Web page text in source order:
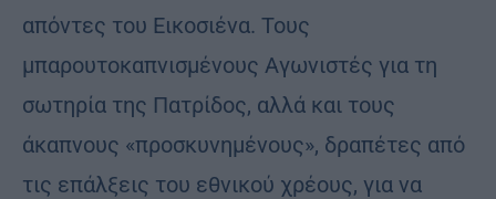
απόντες του Εικοσιένα. Τους
μπαρουτοκαπνισμένους Αγωνιστές για τη
σωτηρία της Πατρίδος, αλλά και τους
άκαπνους «προσκυνημένους», δραπέτες από
τις επάλξεις του εθνικού χρέους, για να